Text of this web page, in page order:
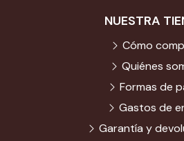
NUESTRA
Cómo
Quiénes
Formas de
Gastos de
Garantía y